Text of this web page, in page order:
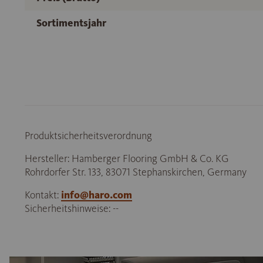
Sortimentsjahr
Produktsicherheitsverordnung
Hersteller: Hamberger Flooring GmbH & Co. KG
Rohrdorfer Str. 133, 83071 Stephanskirchen, Germany
Kontakt: info@haro.com
Sicherheitshinweise: --